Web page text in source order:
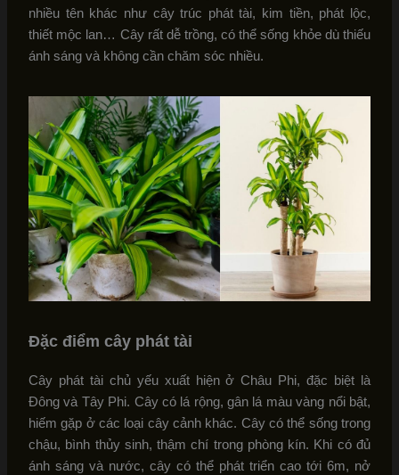
nhiều tên khác như cây trúc phát tài, kim tiền, phát lộc,
thiết mộc lan… Cây rất dễ trồng, có thể sống khỏe dù thiếu
ánh sáng và không cần chăm sóc nhiều.
Đặc điểm cây phát tài
Cây phát tài chủ yếu xuất hiện ở Châu Phi, đặc biệt là
Đông và Tây Phi. Cây có lá rộng, gân lá màu vàng nổi bật,
hiếm gặp ở các loại cây cảnh khác. Cây có thể sống trong
chậu, bình thủy sinh, thậm chí trong phòng kín. Khi có đủ
ánh sáng và nước, cây có thể phát triển cao tới 6m, nở